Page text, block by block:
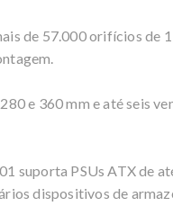
de 57.000 orifícios de
e 360 mm e até seis
suporta PSUs ATX de
dispositivos de